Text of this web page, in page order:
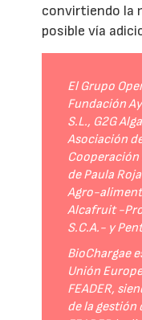
convirtiendo la
posible vía
El Grupo
Fundación
S.L., G2G
Asociación
Cooperación
de Paula
Agro-
Alcafruit -
S.C.A.- y
BioChargae
Unión
FEADER,
de la gestión